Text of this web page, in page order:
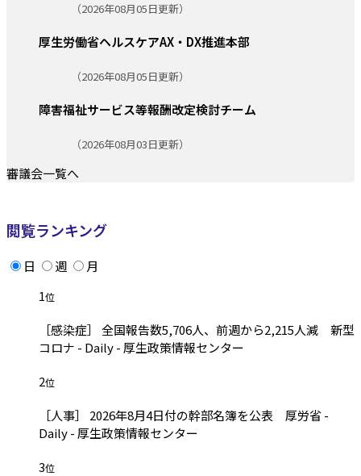
（2026年08月05日更新）
厚生労働省ヘルスケアAX・DX推進本部
（2026年08月05日更新）
障害福祉サービス等報酬改定検討チーム
（2026年08月03日更新）
審議会一覧へ
閲覧ランキング
日 週
月
1位
［感染症］ 全国報告数5,706人、前週から2,215人減 新型
コロナ - Daily - 厚生政策情報センター
2位
［人事］ 2026年8月4日付の幹部名簿を公表 厚労省 -
Daily - 厚生政策情報センター
3位